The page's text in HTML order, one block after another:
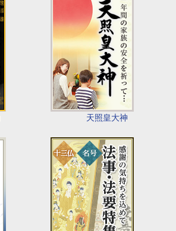
天照皇大神